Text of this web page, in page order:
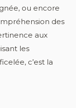
ou encore
des
aux
les
c’est la